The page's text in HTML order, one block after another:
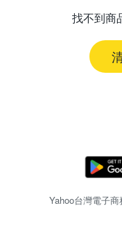
找不到商
Yahoo台灣電子